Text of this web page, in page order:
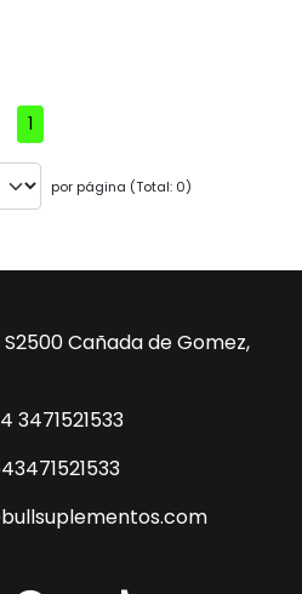
1
por página (Total: 0)
Cañada de Gomez,
3471521533